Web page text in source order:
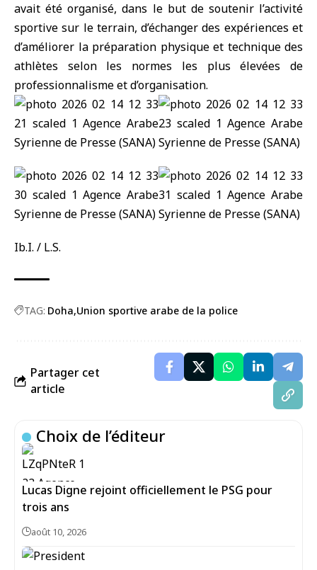
avait été organisé, dans le but de soutenir l’activité
sportive sur le terrain, d’échanger des expériences et
d’améliorer la préparation physique et technique des
athlètes selon les normes les plus élevées de
professionnalisme et d’organisation.
Ib.I. / L.S.
TAG: Doha Union sportive arabe de la police
Partager cet
article
Choix de l’éditeur
Lucas Digne rejoint officiellement le PSG pour
trois ans
août 10, 2026